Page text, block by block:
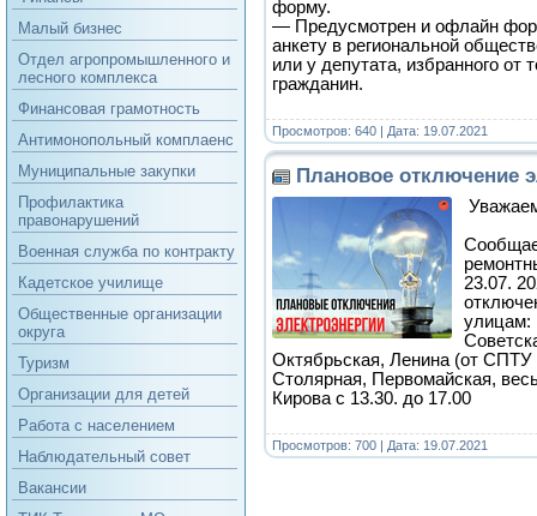
Малый бизнес
Отдел агропромышленного и
лесного комплекса
Финансовая грамотность
Антимонопольный комплаенс
Муниципальные закупки
Профилактика
правонарушений
Военная служба по контракту
Кадетское училище
Общественные организации
округа
Туризм
Организации для детей
Работа с населением
Наблюдательный совет
Вакансии
форму.
— Предусмотрен и офлайн
анкету в региональной
или у депутата, избранного от
гражданин.
Просмотров: 640 | Дата: 19.07.2021
Плановое отключение
23.07.
улицам:
Октябрьская, Ленина (от
Столярная, Первомайская,
Кирова с 13.30. до 17.00
Просмотров: 700 | Дата: 19.07.2021